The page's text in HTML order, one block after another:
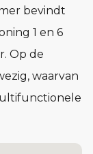
bevindt
1 en 6
Op de
waarvan
parkeer je